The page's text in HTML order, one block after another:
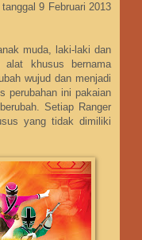
9 Februari 2013
muda, laki-laki dan
alat khusus bernama
wujud dan menjadi
perubahan ini pakaian
Setiap Ranger
yang tidak dimiliki